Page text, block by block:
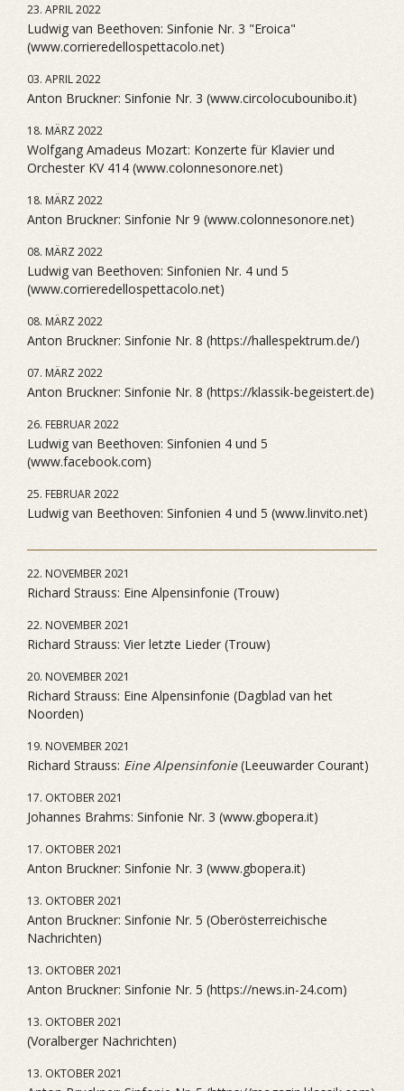
23. APRIL 2022
Ludwig van Beethoven: Sinfonie Nr. 3 "Eroica"
(www.corrieredellospettacolo.net)
03. APRIL 2022
Anton Bruckner: Sinfonie Nr. 3 (www.circolocubounibo.it)
18. MÄRZ 2022
Wolfgang Amadeus Mozart: Konzerte für Klavier und
Orchester KV 414 (www.colonnesonore.net)
18. MÄRZ 2022
Anton Bruckner: Sinfonie Nr 9 (www.colonnesonore.net)
08. MÄRZ 2022
Ludwig van Beethoven: Sinfonien Nr. 4 und 5
(www.corrieredellospettacolo.net)
08. MÄRZ 2022
Anton Bruckner: Sinfonie Nr. 8 (https://hallespektrum.de/)
07. MÄRZ 2022
Anton Bruckner: Sinfonie Nr. 8 (https://klassik-begeistert.de)
26. FEBRUAR 2022
Ludwig van Beethoven: Sinfonien 4 und 5
(www.facebook.com)
25. FEBRUAR 2022
Ludwig van Beethoven: Sinfonien 4 und 5 (www.linvito.net)
22. NOVEMBER 2021
Richard Strauss: Eine Alpensinfonie (Trouw)
22. NOVEMBER 2021
Richard Strauss: Vier letzte Lieder (Trouw)
20. NOVEMBER 2021
Richard Strauss: Eine Alpensinfonie (Dagblad van het
Noorden)
19. NOVEMBER 2021
Richard Strauss: Eine Alpensinfonie(Leeuwarder Courant)
17. OKTOBER 2021
Johannes Brahms: Sinfonie Nr. 3 (www.gbopera.it)
17. OKTOBER 2021
Anton Bruckner: Sinfonie Nr. 3 (www.gbopera.it)
13. OKTOBER 2021
Anton Bruckner: Sinfonie Nr. 5 (Oberösterreichische
Nachrichten)
13. OKTOBER 2021
Anton Bruckner: Sinfonie Nr. 5 (https://news.in-24.com)
13. OKTOBER 2021
(Voralberger Nachrichten)
13. OKTOBER 2021